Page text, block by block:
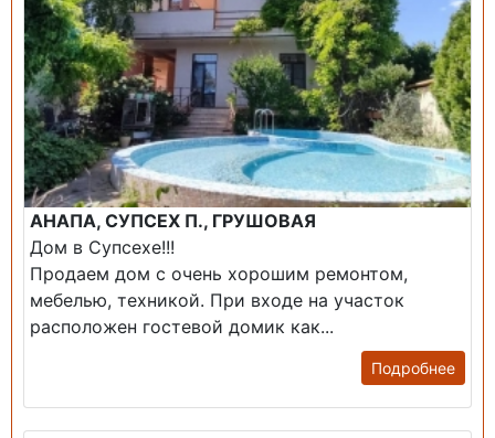
АНАПА, СУПСЕХ П., ГРУШОВАЯ
Дом в Супсехе!!!
Продаем дом с очень хорошим ремонтом,
мебелью, техникой. При входе на участок
расположен гостевой домик как...
Подробнее